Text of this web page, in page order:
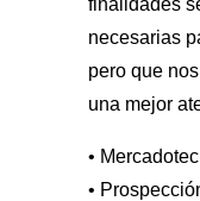
necesarias
pero que
una mejor
•
•